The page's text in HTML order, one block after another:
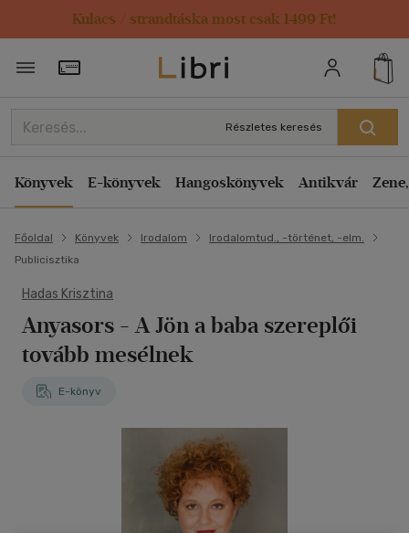
Kulacs / strandtáska most csak 1499 Ft!
Törzsvásárlói Kártya adatai
Részletes keresés
Könyvek E-könyvek Hangoskönyvek Antikvár
Főoldal Könyvek Irodalom
Irodalomtud., -történet, -elm.
Publicisztika
Hadas Krisztina
Anyasors - A Jön a baba szereplői
tovább mesélnek
E-könyv